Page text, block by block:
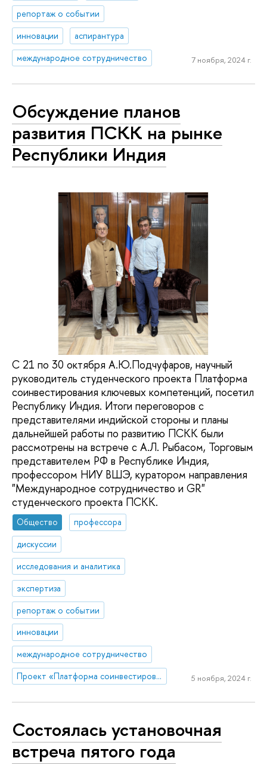
репортаж о событии
инновации
аспирантура
международное сотрудничество
7 ноября, 2024 г.
Обсуждение планов
развития ПСКК на рынке
Республики Индия
С 21 по 30 октября А.Ю.Подчуфаров, научный
руководитель студенческого проекта Платформа
соинвестирования ключевых компетенций, посетил
Республику Индия. Итоги переговоров с
представителями индийской стороны и планы
дальнейшей работы по развитию ПСКК были
рассмотрены на встрече с А.Л. Рыбасом, Торговым
представителем РФ в Республике Индия,
профессором НИУ ВШЭ, куратором направления
"Международное сотрудничество и GR"
студенческого проекта ПСКК.
Общество
профессора
дискуссии
исследования и аналитика
экспертиза
репортаж о событии
инновации
международное сотрудничество
Проект «Платформа соинвестирования ключевых компетенций»
5 ноября, 2024 г.
Состоялась установочная
встреча пятого года